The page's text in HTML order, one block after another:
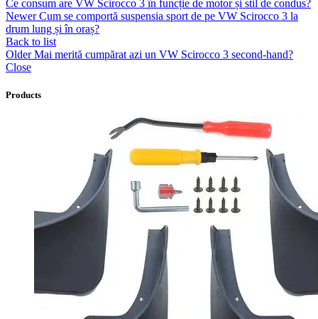
Ce consum are VW Scirocco 3 în funcție de motor și stil de condus?
Newer Cum se comportă suspensia sport de pe VW Scirocco 3 la
drum lung și în oraș?
Back to list
Older Mai merită cumpărat azi un VW Scirocco 3 second-hand?
Close
Products